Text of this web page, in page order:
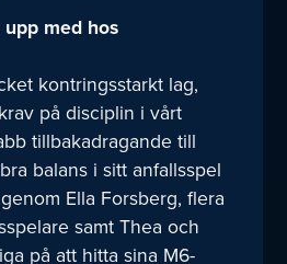
med hos
kontringsstarkt lag,
på disciplin i vårt
tillbakadragande till
balans i sitt anfallsspel
Ella Forsberg, flera
samt Thea och
på att hitta sina M6-